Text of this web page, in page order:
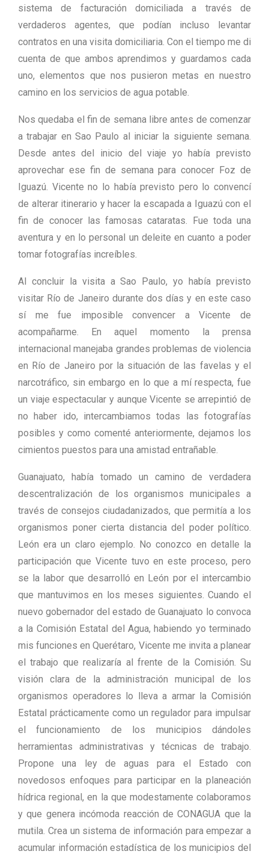
sistema de facturación domiciliada a través de
verdaderos agentes, que podían incluso levantar
contratos en una visita domiciliaria. Con el tiempo me di
cuenta de que ambos aprendimos y guardamos cada
uno, elementos que nos pusieron metas en nuestro
camino en los servicios de agua potable.
Nos quedaba el fin de semana libre antes de comenzar
a trabajar en Sao Paulo al iniciar la siguiente semana.
Desde antes del inicio del viaje yo había previsto
aprovechar ese fin de semana para conocer Foz de
Iguazú. Vicente no lo había previsto pero lo convencí
de alterar itinerario y hacer la escapada a Iguazú con el
fin de conocer las famosas cataratas. Fue toda una
aventura y en lo personal un deleite en cuanto a poder
tomar fotografías increíbles.
Al concluir la visita a Sao Paulo, yo había previsto
visitar Río de Janeiro durante dos días y en este caso
sí me fue imposible convencer a Vicente de
acompañarme. En aquel momento la prensa
internacional manejaba grandes problemas de violencia
en Río de Janeiro por la situación de las favelas y el
narcotráfico, sin embargo en lo que a mí respecta, fue
un viaje espectacular y aunque Vicente se arrepintió de
no haber ido, intercambiamos todas las fotografías
posibles y como comenté anteriormente, dejamos los
cimientos puestos para una amistad entrañable.
Guanajuato, había tomado un camino de verdadera
descentralización de los organismos municipales a
través de consejos ciudadanizados, que permitía a los
organismos poner cierta distancia del poder político.
León era un claro ejemplo. No conozco en detalle la
participación que Vicente tuvo en este proceso, pero
se la labor que desarrolló en León por el intercambio
que mantuvimos en los meses siguientes. Cuando el
nuevo gobernador del estado de Guanajuato lo convoca
a la Comisión Estatal del Agua, habiendo yo terminado
mis funciones en Querétaro, Vicente me invita a planear
el trabajo que realizaría al frente de la Comisión. Su
visión clara de la administración municipal de los
organismos operadores lo lleva a armar la Comisión
Estatal prácticamente como un regulador para impulsar
el funcionamiento de los municipios dándoles
herramientas administrativas y técnicas de trabajo.
Propone una ley de aguas para el Estado con
novedosos enfoques para participar en la planeación
hídrica regional, en la que modestamente colaboramos
y que genera incómoda reacción de CONAGUA que la
mutila. Crea un sistema de información para empezar a
acumular información estadística de los municipios del